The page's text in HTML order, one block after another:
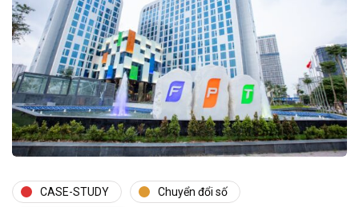
CASE-STUDY Chuyển đổi số